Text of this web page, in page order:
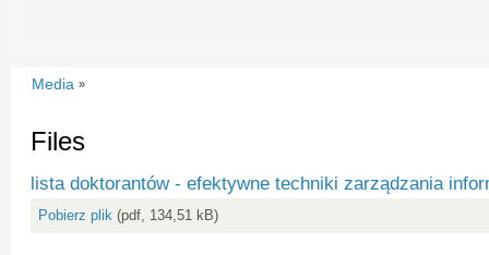
Media »
Files
lista doktorantów - efektywne techniki zarządzania
Pobierz plik(pdf, 134,51 kB)